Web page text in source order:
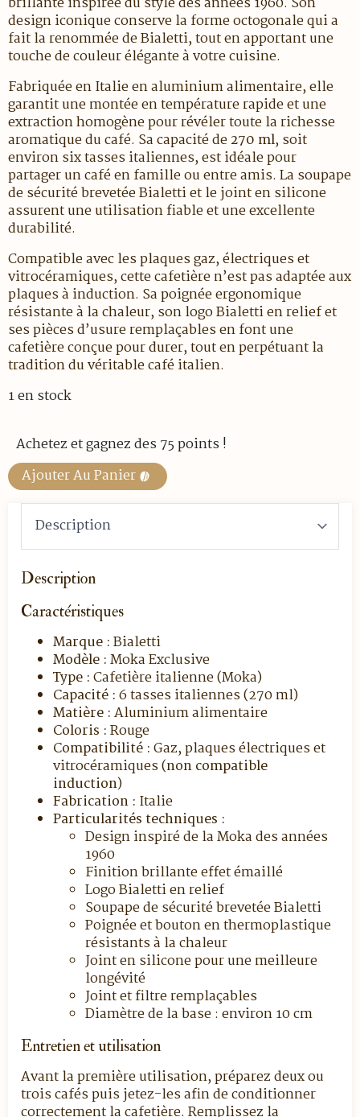
design iconique conserve la forme octogonale qui a
fait la renommée de Bialetti, tout en apportant une
touche de couleur élégante à votre cuisine.
Fabriquée en Italie en aluminium alimentaire, elle
garantit une montée en température rapide et une
extraction homogène pour révéler toute la richesse
aromatique du café. Sa capacité de270 ml, soit
environ six tasses italiennes, est idéale pour
partager un café en famille ou entre amis. La soupape
de sécurité brevetée Bialetti et le joint en silicone
assurent une utilisation fiable et une excellente
durabilité.
Compatible avec les plaques gaz, électriques et
vitrocéramiques, cette cafetière n’est pas adaptée aux
plaques à induction. Sa poignée ergonomique
résistante à la chaleur, son logo Bialetti en relief et
ses pièces d’usure remplaçables en font une
cafetière conçue pour durer, tout en perpétuant la
tradition du véritable café italien.
1 en stock
Achetez et gagnez des 75 points !
Ajouter Au Panier
Description
Caractéristiques
Marque :Bialetti
Modèle :Moka Exclusive
Type :Cafetière italienne (Moka)
Capacité :6 tasses italiennes (270 ml)
Matière :Aluminium alimentaire
Coloris :Rouge
Compatibilité :Gaz, plaques électriques et
vitrocéramiques (non compatible
induction)
Fabrication : Italie
Particularités techniques :
Design inspiré de la Moka des années
1960
Finition brillante effet émaillé
Logo Bialetti en relief
Soupape de sécurité brevetée Bialetti
Poignée et bouton en thermoplastique
résistants à la chaleur
Joint en silicone pour une meilleure
longévité
Joint et filtre remplaçables
Diamètre de la base : environ 10 cm
Entretien et utilisation
Avant la première utilisation, préparez deux ou
trois cafés puis jetez-les afin de conditionner